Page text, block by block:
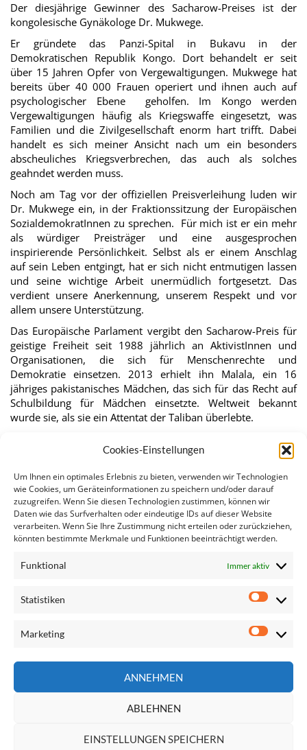
Cookies-Einstellungen
Um Ihnen ein optimales Erlebnis zu bieten, verwenden wir Technologien
wie Cookies, um Geräteinformationen zu speichern und/oder darauf
zuzugreifen. Wenn Sie diesen Technologien zustimmen, können wir
Daten wie das Surfverhalten oder eindeutige IDs auf dieser Website
verarbeiten. Wenn Sie Ihre Zustimmung nicht erteilen oder zurückziehen,
könnten bestimmte Merkmale und Funktionen beeinträchtigt werden.
Funktional Immer aktiv
Statistiken
Marketing
ANNEHMEN
ABLEHNEN
EINSTELLUNGEN SPEICHERN
Der diesjährige Gewinner des Sacharow-Preises ist der
kongolesische Gynäkologe Dr. Mukwege.
Er gründete das Panzi-Spital in Bukavu in der
Demokratischen Republik Kongo. Dort behandelt er seit
über 15 Jahren Opfer von Vergewaltigungen. Mukwege hat
bereits über 40 000 Frauen operiert und ihnen auch auf
psychologischer Ebene geholfen. Im Kongo werden
Vergewaltigungen häufig als Kriegswaffe eingesetzt, was
Familien und die Zivilgesellschaft enorm hart trifft. Dabei
handelt es sich meiner Ansicht nach um ein besonders
abscheuliches Kriegsverbrechen, das auch als solches
geahndet werden muss.
Noch am Tag vor der offiziellen Preisverleihung luden wir
Dr. Mukwege ein, in der Fraktionssitzung der Europäischen
SozialdemokratInnen zu sprechen. Für mich ist er ein mehr
als würdiger Preisträger und eine ausgesprochen
inspirierende Persönlichkeit. Selbst als er einem Anschlag
auf sein Leben entgingt, hat er sich nicht entmutigen lassen
und seine wichtige Arbeit unermüdlich fortgesetzt. Das
verdient unsere Anerkennung, unserem Respekt und vor
allem unsere Unterstützung.
Das Europäische Parlament vergibt den Sacharow-Preis für
geistige Freiheit seit 1988 jährlich an AktivistInnen und
Organisationen, die sich für Menschenrechte und
Demokratie einsetzen. 2013 erhielt ihn Malala, ein 16
jähriges pakistanisches Mädchen, das sich für das Recht auf
Schulbildung für Mädchen einsetzte. Weltweit bekannt
wurde sie, als sie ein Attentat der Taliban überlebte.
Ähnliche Artikel:
Frauen in Führungspositionen
Datenschutzerklärung
Sacharow-Preis 2016
Sacharowpreis
Präsentation der Säule sozialer Rechte
Meine Straßburg-Woche (21. – 24. Nov 2016)
Seite
Impressum